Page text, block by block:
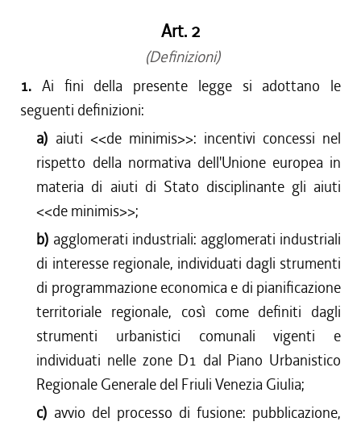
Art. 2
(Definizioni)
1. Ai fini della presente legge si adottano le
seguenti definizioni:
a) aiuti <<de minimis>>: incentivi concessi nel
rispetto della normativa dell'Unione europea in
materia di aiuti di Stato disciplinante gli aiuti
<<de minimis>>;
b) agglomerati industriali: agglomerati industriali
di interesse regionale, individuati dagli strumenti
di programmazione economica e di pianificazione
territoriale regionale, così come definiti dagli
strumenti urbanistici comunali vigenti e
individuati nelle zone D1 dal Piano Urbanistico
Regionale Generale del Friuli Venezia Giulia;
c) avvio del processo di fusione: pubblicazione,